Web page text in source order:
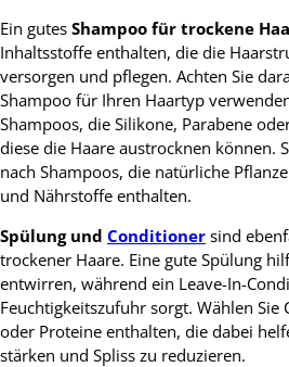
Ein gutes Shampoo für trockene
Inhaltsstoffe enthalten, die die
versorgen und pflegen. Achten Sie
Shampoo für Ihren Haartyp
Shampoos, die Silikone, Parabene
diese die Haare austrocknen können.
nach Shampoos, die natürliche
und Nährstoffe enthalten.
Spülung und Conditioner sind
trockener Haare. Eine gute Spülung
entwirren, während ein Leave-In-
Feuchtigkeitszufuhr sorgt. Wählen Sie
oder Proteine enthalten, die dabei
stärken und Spliss zu reduzieren.